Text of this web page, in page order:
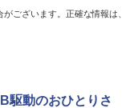
ございます。正確な情報は、
駆動のおひとりさ